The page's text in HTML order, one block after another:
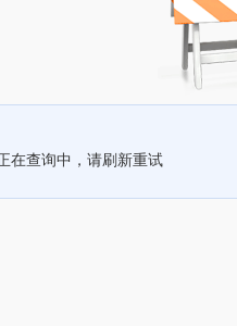
在查询中，请刷新重试